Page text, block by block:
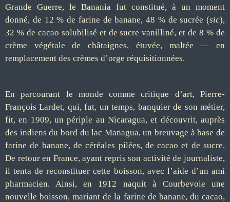
Grande Guerre, le Banania fut constitué, à un moment
donné, de 12 % de farine de banane, 48 % de sucrée (sic),
32 % de cacao solubilisé et de sucre vanilliné, et de 8 % de
crème végétale de châtaignes, étuvée, maltée — en
remplacement des crèmes d’orge réquisitionnées.
En parcourant le monde comme critique d’art, Pierre-
François Lardet, qui, fut, un temps, banquier de son métier,
fit, en 1909, un périple au Nicaragua, et découvrit, auprès
des indiens du bord du lac Managua, un breuvage à base de
farine de banane, de céréales pilées, de cacao et de sucre.
De retour en France, ayant repris son activité de journaliste,
il tenta de reconstituer cette boisson, avec l’aide d’un ami
pharmacien. Ainsi, en 1912 naquit à Courbevoie une
nouvelle boisson, mariant de la farine de banane, du cacao,